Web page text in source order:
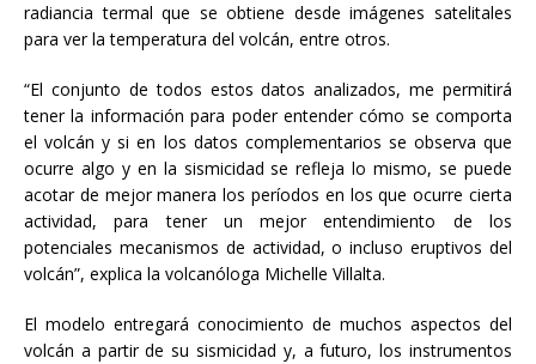
radiancia termal que se obtiene desde imágenes satelitales
para ver la temperatura del volcán, entre otros.
“El conjunto de todos estos datos analizados, me permitirá
tener la información para poder entender cómo se comporta
el volcán y si en los datos complementarios se observa que
ocurre algo y en la sismicidad se refleja lo mismo, se puede
acotar de mejor manera los períodos en los que ocurre cierta
actividad, para tener un mejor entendimiento de los
potenciales mecanismos de actividad, o incluso eruptivos del
volcán”, explica la volcanóloga Michelle Villalta.
El modelo entregará conocimiento de muchos aspectos del
volcán a partir de su sismicidad y, a futuro, los instrumentos